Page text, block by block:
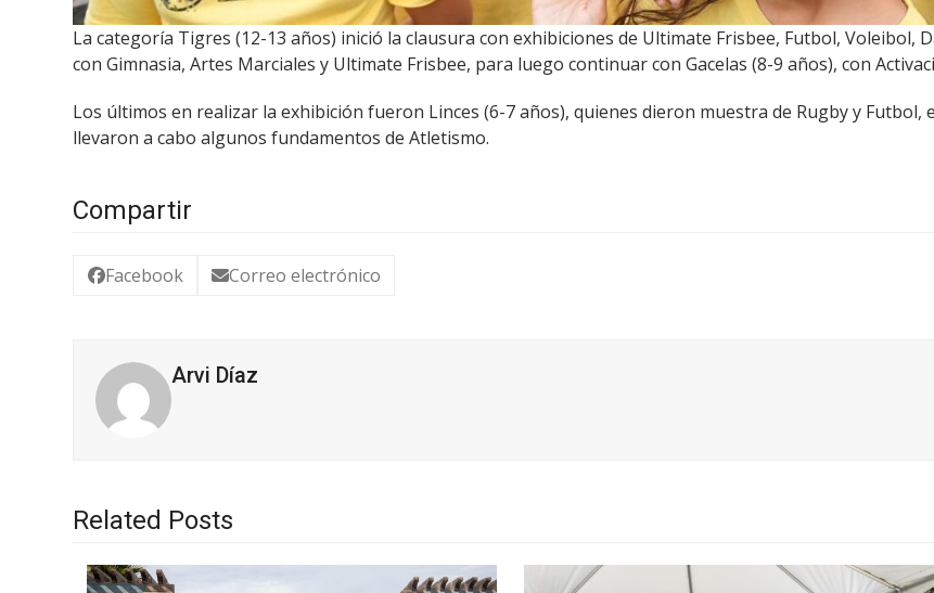
La categoría Tigres (12-13 años) inició la clausura con exhibiciones de Ultimate Frisbee, Futbol, Voleibol,
con Gimnasia, Artes Marciales y Ultimate Frisbee, para luego continuar con Gacelas (8-9 años), con
Los últimos en realizar la exhibición fueron Linces (6-7 años), quienes dieron muestra de Rugby y
llevaron a cabo algunos fundamentos de Atletismo.
Compartir
Facebook Correo electrónico
Arvi Díaz
Related Posts